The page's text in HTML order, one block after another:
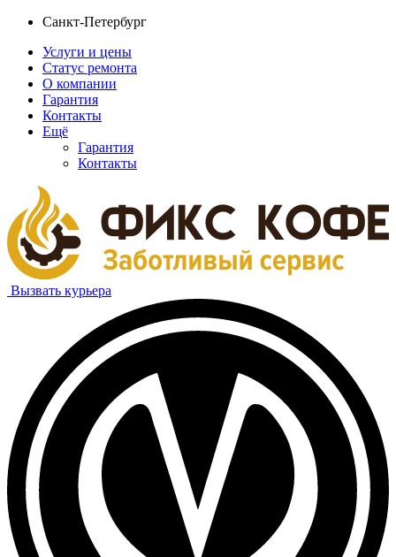
Санкт-Петербург
Услуги и цены
Статус ремонта
О компании
Гарантия
Контакты
Ещё
Гарантия
Контакты
Вызвать курьера